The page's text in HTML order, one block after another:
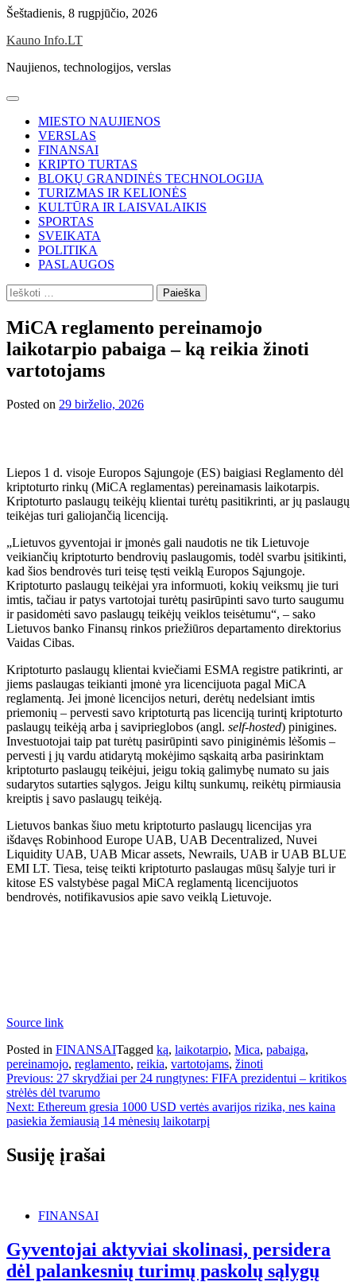
Skip
content
Šeštadienis, 8 rugpjūčio, 2026
Kauno Info.LT
Naujienos, technologijos, verslas
MIESTO NAUJIENOS
VERSLAS
FINANSAI
KRIPTO TURTAS
BLOKŲ GRANDINĖS TECHNOLOGIJA
TURIZMAS IR KELIONĖS
KULTŪRA IR LAISVALAIKIS
SPORTAS
SVEIKATA
POLITIKA
PASLAUGOS
Ieškoti:
MiCA reglamento pereinamojo
laikotarpio pabaiga – ką reikia žinoti
vartotojams
Posted on 29 birželio, 2026
Liepos 1 d. visoje Europos Sąjungoje (ES) baigiasi Reglamento dėl
kriptoturto rinkų (MiCA reglamentas) pereinamasis laikotarpis.
Kriptoturto paslaugų teikėjų klientai turėtų pasitikrinti, ar jų paslaugų
teikėjas turi galiojančią licenciją.
„Lietuvos gyventojai ir įmonės gali naudotis ne tik Lietuvoje
veikiančių kriptoturto bendrovių paslaugomis, todėl svarbu įsitikinti,
kad šios bendrovės turi teisę tęsti veiklą Europos Sąjungoje.
Kriptoturto paslaugų teikėjai yra informuoti, kokių veiksmų jie turi
imtis, tačiau ir patys vartotojai turėtų pasirūpinti savo turto saugumu
ir pasidomėti savo paslaugų teikėjų veiklos teisėtumu“, – sako
Lietuvos banko Finansų rinkos priežiūros departamento direktorius
Vaidas Cibas.
Kriptoturto paslaugų klientai kviečiami ESMA registre patikrinti, ar
jiems paslaugas teikianti įmonė yra licencijuota pagal MiCA
reglamentą. Jei įmonė licencijos neturi, derėtų nedelsiant imtis
priemonių – pervesti savo kriptoturtą pas licenciją turintį kriptoturto
paslaugų teikėją arba į saviprieglobos (angl. self-hosted) pinigines.
Investuotojai taip pat turėtų pasirūpinti savo piniginėmis lėšomis –
pervesti į jų vardu atidarytą mokėjimo sąskaitą arba pasirinktam
kriptoturto paslaugų teikėjui, jeigu tokią galimybę numato su jais
sudarytos sutarties sąlygos. Jeigu kiltų sunkumų, reikėtų pirmiausia
kreiptis į savo paslaugų teikėją.
Lietuvos bankas šiuo metu kriptoturto paslaugų licencijas yra
išdavęs Robinhood Europe UAB, UAB Decentralized, Nuvei
Liquidity UAB, UAB Micar assets, Newrails, UAB ir UAB BLUE
EMI LT. Tiesa, teisę teikti kriptoturto paslaugas mūsų šalyje turi ir
kitose ES valstybėse pagal MiCA reglamentą licencijuotos
bendrovės, notifikavusios apie savo veiklą Lietuvoje.
Source link
Posted in FINANSAITagged ką, laikotarpio, Mica, pabaiga,
pereinamojo, reglamento, reikia, vartotojams, žinoti
Navigacija
tarp
įrašų
Previous: 27 skrydžiai per 24 rungtynes: FIFA prezidentui – kritikos
strėlės dėl tvarumo
Next: Ethereum gresia 1000 USD vertės avarijos rizika, nes kaina
pasiekia žemiausią 14 mėnesių laikotarpį
Susiję įrašai
FINANSAI
Gyventojai aktyviai skolinasi, persidera
dėl palankesnių turimų paskolų sąlygų